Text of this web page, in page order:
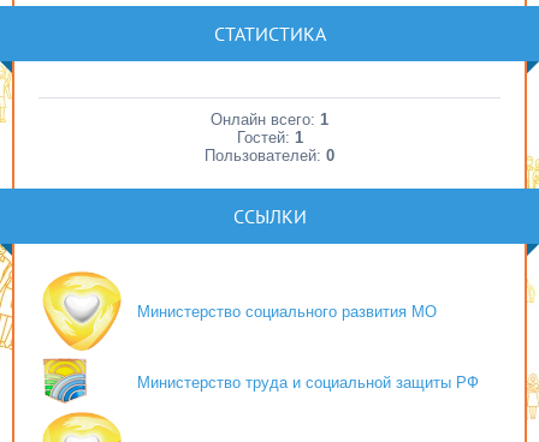
СТАТИСТИКА
Онлайн всего: 1
Гостей: 1
Пользователей: 0
ССЫЛКИ
Министерство социального развития МО
Министерство труда и социальной защиты РФ